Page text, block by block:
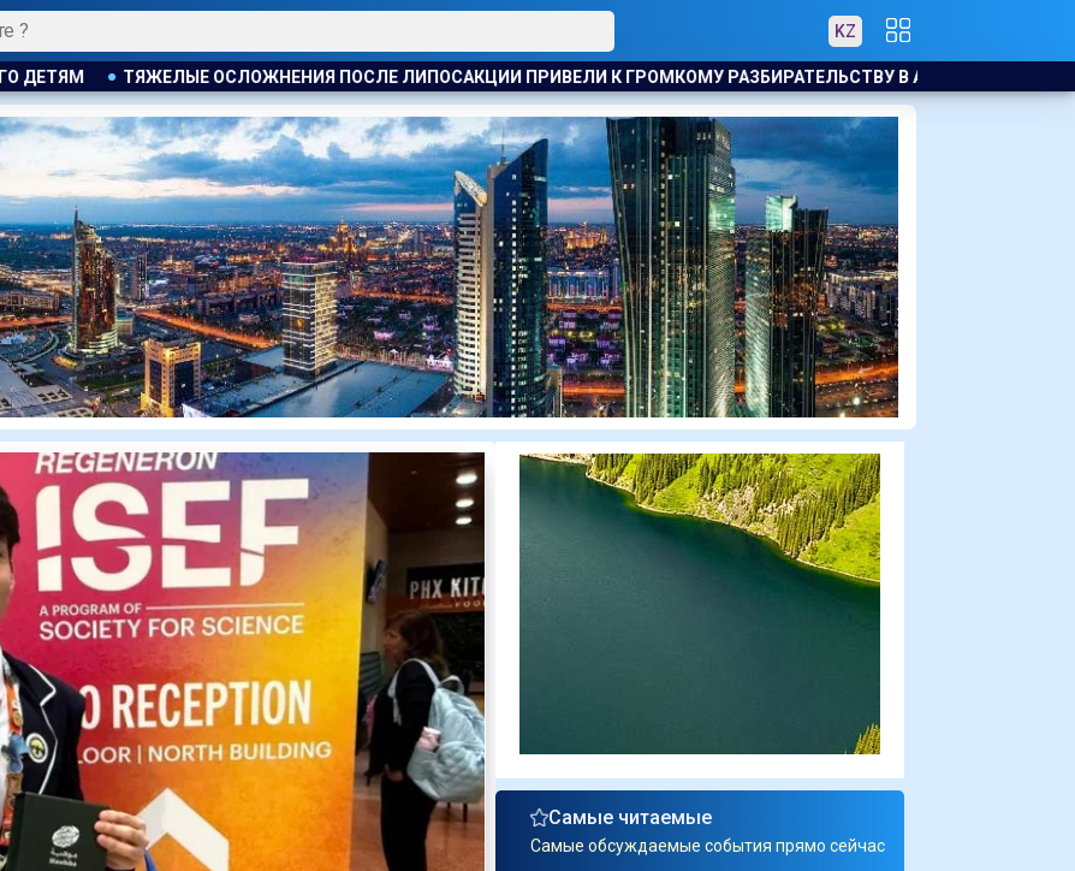
KZ
ЛИПОСАКЦИИ ПРИВЕЛИ К ГРОМКОМУ РАЗБИРАТЕЛЬСТВУ В АКТАУ ЗВЕЗДА МАЙКЛА СНИМЕТСЯ В ТЮРЕМНОМ
Самые читаемые
Самые обсуждаемые события прямо сейчас